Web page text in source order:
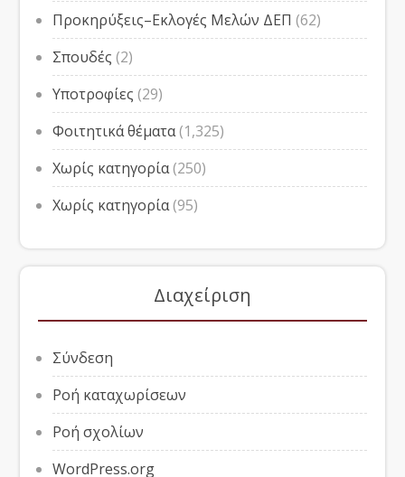
Προκηρύξεις–Εκλογές Μελών ΔΕΠ (62)
Σπουδές (2)
Υποτροφίες (29)
Φοιτητικά θέματα(1,325)
Χωρίς κατηγορία(250)
Χωρίς κατηγορία(95)
Διαχείριση
Σύνδεση
Ροή καταχωρίσεων
Ροή σχολίων
WordPress.org